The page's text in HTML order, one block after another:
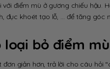
điểm mù ở gương chiếu hậu.
đục khoét tạo lỗ, … để tăng góc
loại bỏ điểm mù
giản hơn, trả lời cho câu hỏi